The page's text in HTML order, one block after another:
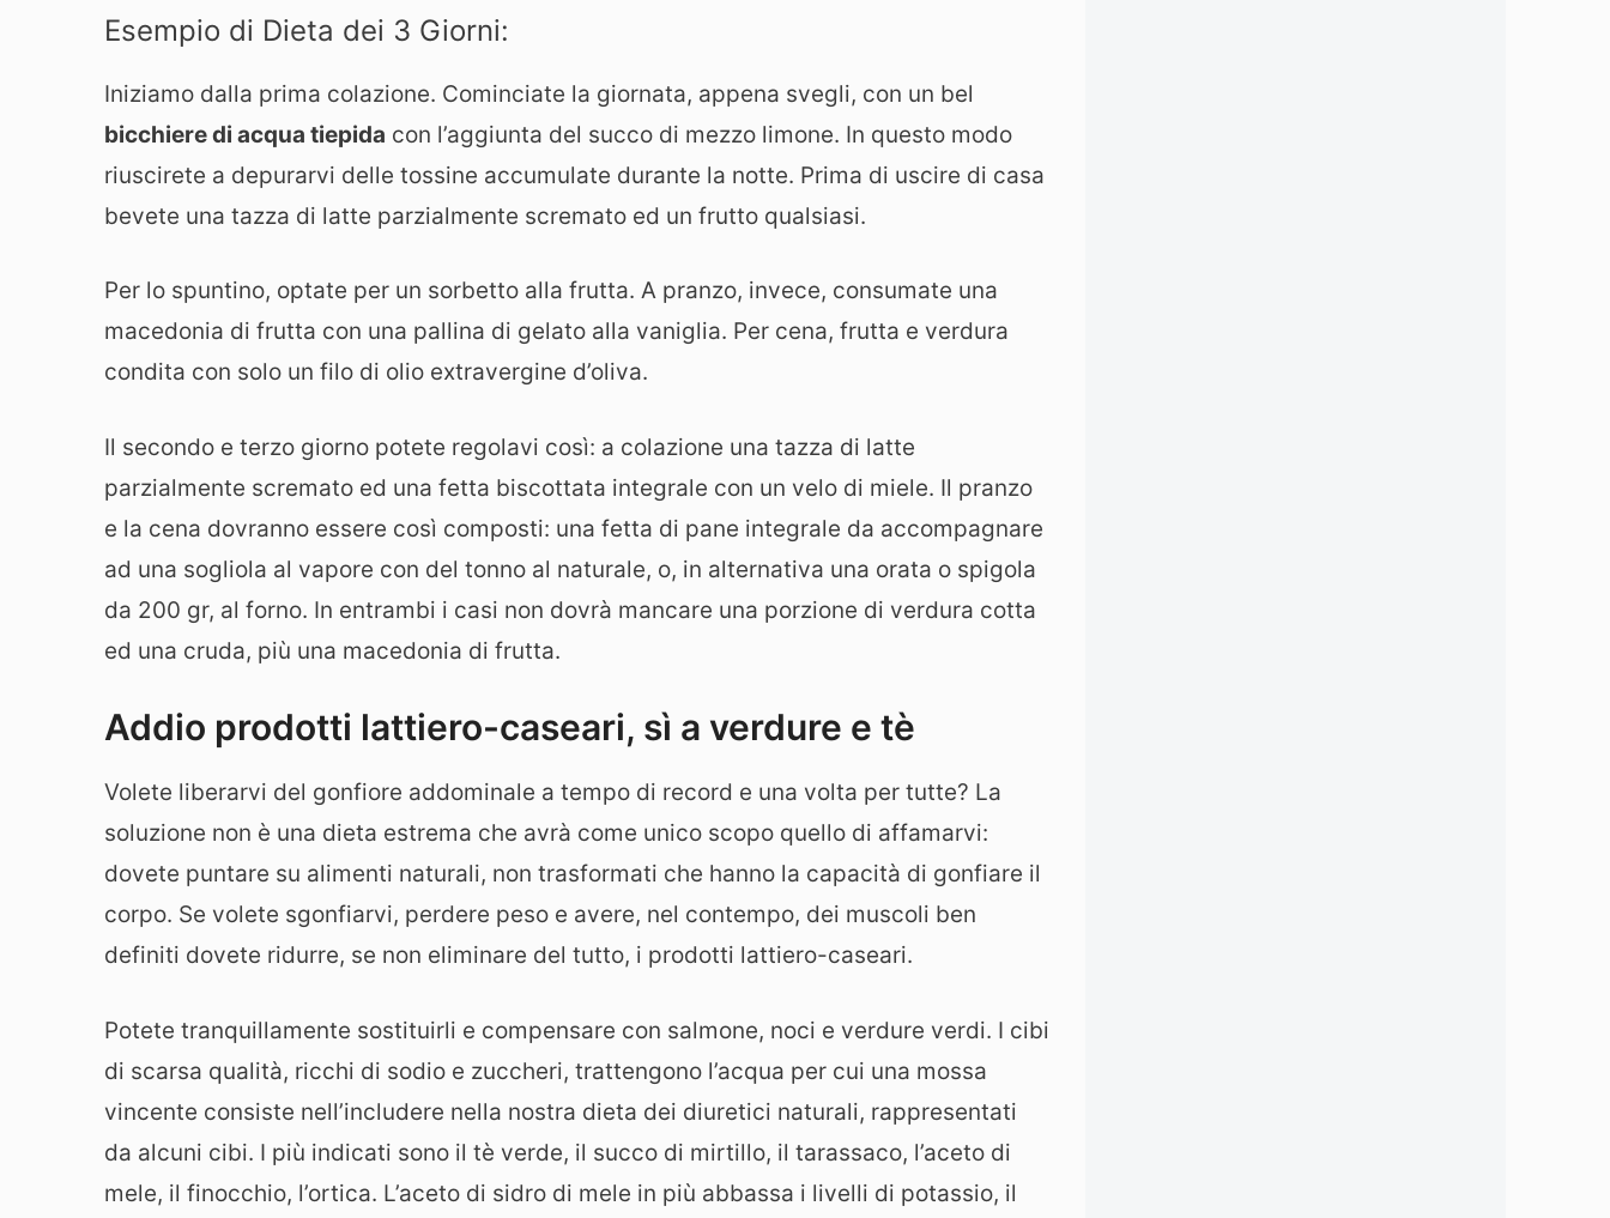
Esempio di Dieta dei 3 Giorni:
Iniziamo dalla prima colazione. Cominciate la giornata, appena svegli, con un bel
bicchiere di acqua tiepida con l’aggiunta del succo di mezzo limone. In questo modo
riuscirete a depurarvi delle tossine accumulate durante la notte. Prima di uscire di casa
bevete una tazza di latte parzialmente scremato ed un frutto qualsiasi.
Per lo spuntino, optate per un sorbetto alla frutta. A pranzo, invece, consumate una
macedonia di frutta con una pallina di gelato alla vaniglia. Per cena, frutta e verdura
condita con solo un filo di olio extravergine d’oliva.
Il secondo e terzo giorno potete regolavi così: a colazione una tazza di latte
parzialmente scremato ed una fetta biscottata integrale con un velo di miele. Il pranzo
e la cena dovranno essere così composti: una fetta di pane integrale da accompagnare
ad una sogliola al vapore con del tonno al naturale, o, in alternativa una orata o spigola
da 200 gr, al forno. In entrambi i casi non dovrà mancare una porzione di verdura cotta
ed una cruda, più una macedonia di frutta.
Addio prodotti lattiero-caseari, sì a verdure e tè
Volete liberarvi del gonfiore addominale a tempo di record e una volta per tutte? La
soluzione non è una dieta estrema che avrà come unico scopo quello di affamarvi:
dovete puntare su alimenti naturali, non trasformati che hanno la capacità di gonfiare il
corpo. Se volete sgonfiarvi, perdere peso e avere, nel contempo, dei muscoli ben
definiti dovete ridurre, se non eliminare del tutto, i prodotti lattiero-caseari.
Potete tranquillamente sostituirli e compensare con salmone, noci e verdure verdi. I cibi
di scarsa qualità, ricchi di sodio e zuccheri, trattengono l’acqua per cui una mossa
vincente consiste nell’includere nella nostra dieta dei diuretici naturali, rappresentati
da alcuni cibi. I più indicati sono il tè verde, il succo di mirtillo, il tarassaco, l’aceto di
mele, il finocchio, l’ortica. L’aceto di sidro di mele in più abbassa i livelli di potassio, il